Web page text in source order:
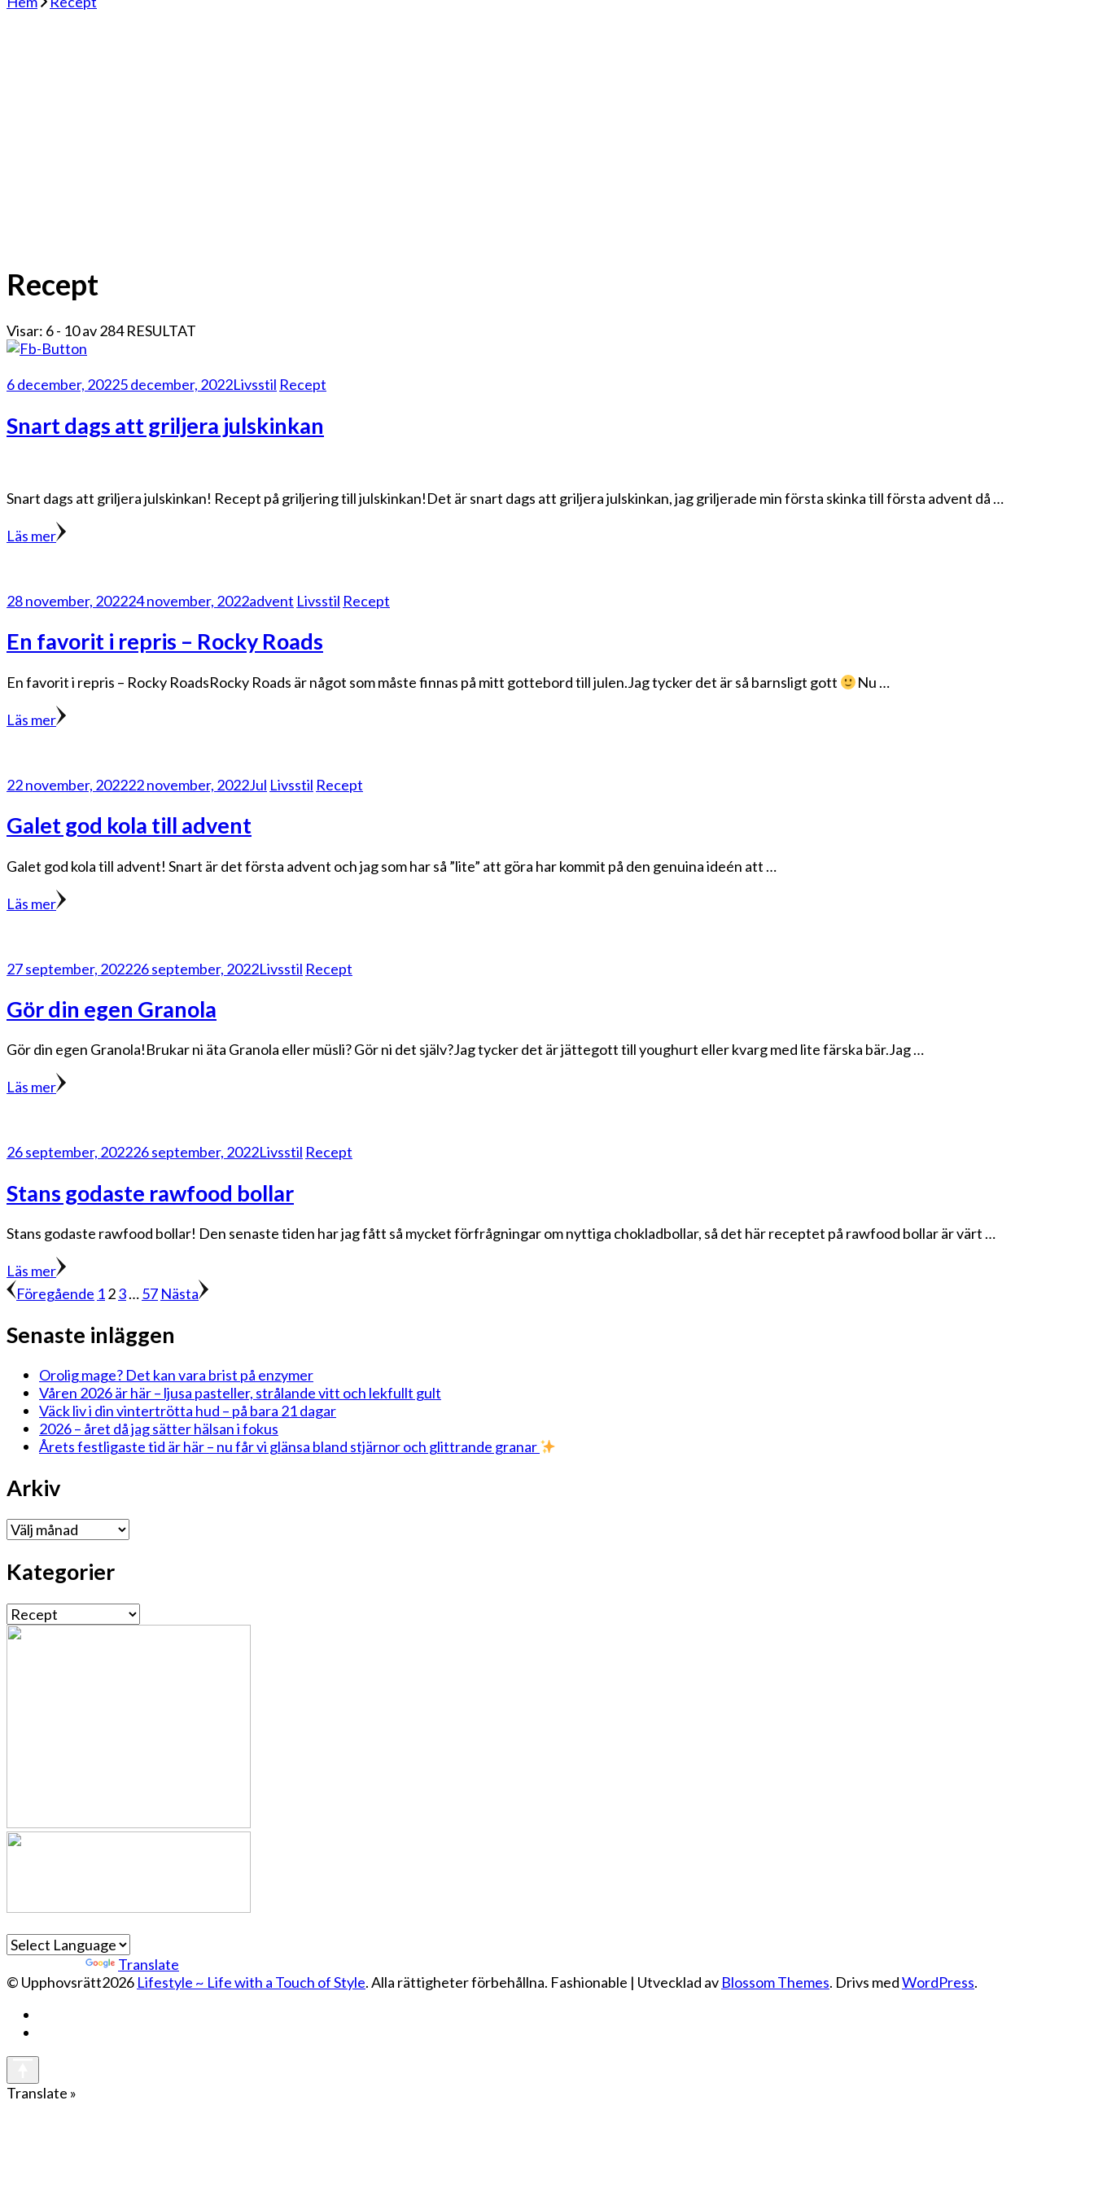
Recept
Visar: 6 - 10 av 284 RESULTAT
6 december, 20225 december, 2022Livsstil Recept
Snart dags att griljera julskinkan
Snart dags att griljera julskinkan! Recept på griljering till julskinkan!Det är snart dags att griljera julskinkan, jag griljerade min första skinka till första advent då …
Läs mer
28 november, 202224 november, 2022advent Livsstil Recept
En favorit i repris – Rocky Roads
En favorit i repris – Rocky RoadsRocky Roads är något som måste finnas på mitt gottebord till julen.Jag tycker det är så barnsligt gott Nu …
Läs mer
22 november, 202222 november, 2022Jul Livsstil Recept
Galet god kola till advent
Galet god kola till advent! Snart är det första advent och jag som har så ”lite” att göra har kommit på den genuina ideén att …
Läs mer
27 september, 202226 september, 2022Livsstil Recept
Gör din egen Granola
Gör din egen Granola!Brukar ni äta Granola eller müsli? Gör ni det själv?Jag tycker det är jättegott till youghurt eller kvarg med lite färska bär.Jag …
Läs mer
26 september, 202226 september, 2022Livsstil Recept
Stans godaste rawfood bollar
Stans godaste rawfood bollar! Den senaste tiden har jag fått så mycket förfrågningar om nyttiga chokladbollar, så det här receptet på rawfood bollar är värt …
Läs mer
Sidnumrering
inlägg
Föregående Sida
1Sida
2Sida
3… Sida
57 Nästa
Senaste inläggen
Orolig mage? Det kan vara brist på enzymer
Våren 2026 är här – ljusa pasteller, strålande vitt och lekfullt gult
Väck liv i din vintertrötta hud – på bara 21 dagar
2026 – året då jag sätter hälsan i fokus
Årets festligaste tid är här – nu får vi glänsa bland stjärnor och glittrande granar
Arkiv
Arkiv
Kategorier
Kategorier
Translate
© Upphovsrätt2026 Lifestyle ~ Life with a Touch of Style. Alla rättigheter förbehållna. Fashionable | Utvecklad av Blossom Themes. Drivs medWordPress.
Translate »